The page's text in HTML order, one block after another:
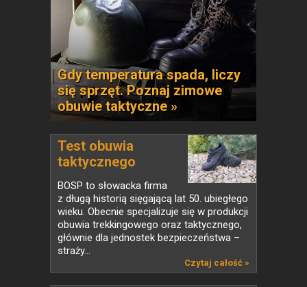
Gdy temperatura spada, liczy
się sprzęt. Poznaj zimowe
obuwie taktyczne »
Test obuwia
taktycznego
BOSP to słowacka firma
z długą historią sięgającą lat 50. ubiegłego
wieku. Obecnie specjalizuje się w produkcji
obuwia trekkingowego oraz taktycznego,
głównie dla jednostek bezpieczeństwa –
straży...
Czytaj całość »